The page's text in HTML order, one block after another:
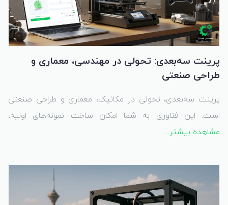
پرینت سه‌بعدی: تحولی در مهندسی، معماری و
طراحی صنعتی
پرینت سه‌بعدی، تحولی در مکانیک، معماری و طراحی صنعتی
است. این فناوری به شما امکان ساخت نمونه‌های اولیه،
سه‌بعدی با کیفیت بالا و تنوع متریال.
مشاهده بیشتر...